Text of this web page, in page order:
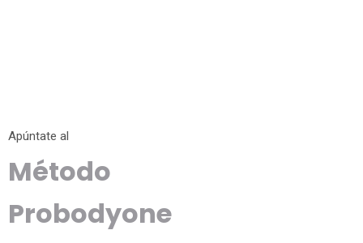
Apúntate al
Método
Probodyone